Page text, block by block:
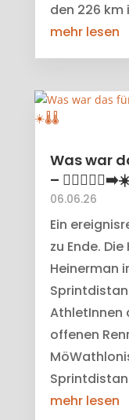
den 226 km
mehr lesen
Was war
–
06.06.26
Ein
zu Ende.
Heinerman
AthletInnen
offenen
mehr lesen